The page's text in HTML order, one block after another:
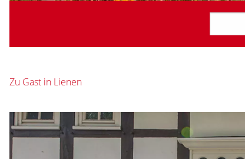
Zu Gast in Lienen